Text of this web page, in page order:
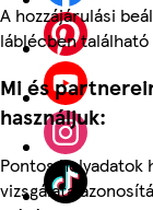
A hozzájárulási
láblécben
Mi és
használjuk:
Pontos helyadatok
vizsgálata